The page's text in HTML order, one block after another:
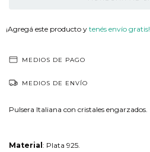
¡Agregá este producto y tenés envío gratis!
MEDIOS DE PAGO
MEDIOS DE ENVÍO
Pulsera Italiana con cristales engarzados.
Material : Plata 925.